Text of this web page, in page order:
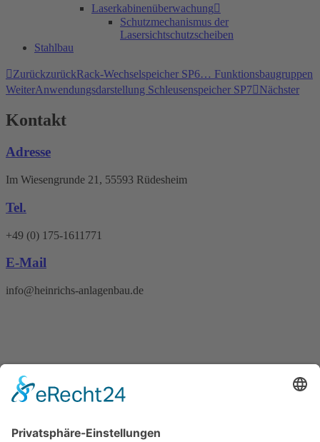
Laserkabinenüberwachung
Schutzmechanismus der
Lasersichtschutzscheiben
Stahlbau
ZurückzurückRack-Wechselspeicher SP6… Funktionsbaugruppen
WeiterAnwendungsdarstellung Schleusenspeicher SP7 Nächster
Kontakt
Adresse
Im Wiesengrunde 21, 55593 Rüdesheim
Tel.
+49 (0) 175-1611771
E-Mail
info@heinrichs-anlagenbau.de
Wir benötigen Ihre